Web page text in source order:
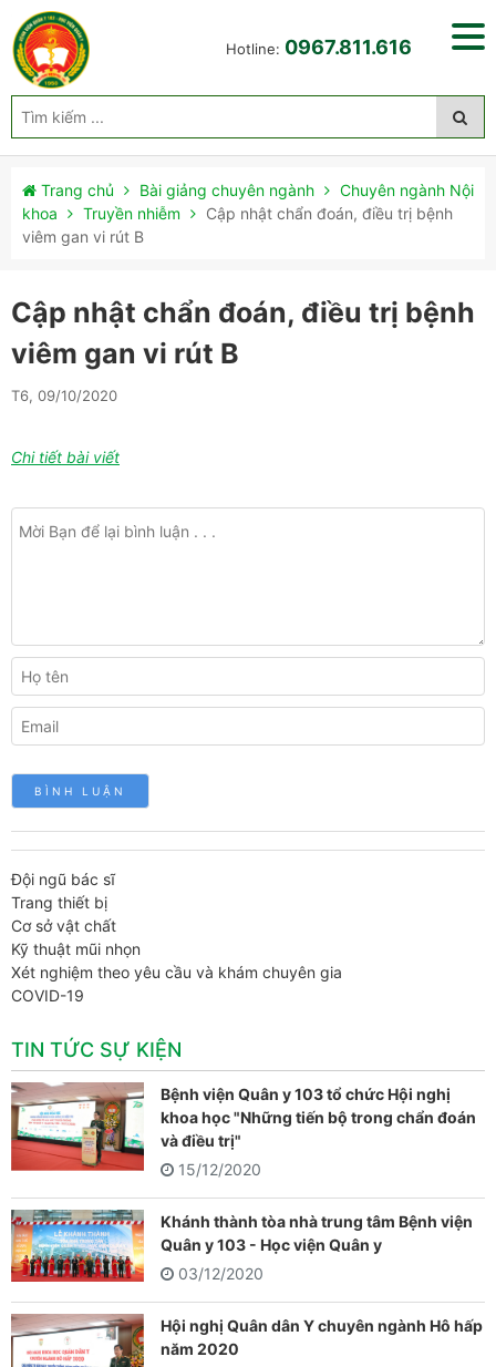
Hotline: 0967.811.616
Trang chủ Bài giảng chuyên ngành
Chuyên ngành Nội
khoa
Truyền nhiễm
Cập nhật chẩn đoán, điều trị bệnh
viêm gan vi rút B
Cập nhật chẩn đoán, điều trị bệnh
viêm gan vi rút B
T6, 09/10/2020
Chi tiết bài viết
Đội ngũ bác sĩ
Trang thiết bị
Cơ sở vật chất
Kỹ thuật mũi nhọn
Xét nghiệm theo yêu cầu và khám chuyên gia
COVID-19
TIN TỨC SỰ KIỆN
Bệnh viện Quân y 103 tổ chức Hội nghị
khoa học "Những tiến bộ trong chẩn đoán
và điều trị"
15/12/2020
Khánh thành tòa nhà trung tâm Bệnh viện
Quân y 103 - Học viện Quân y
03/12/2020
Hội nghị Quân dân Y chuyên ngành Hô hấp
năm 2020